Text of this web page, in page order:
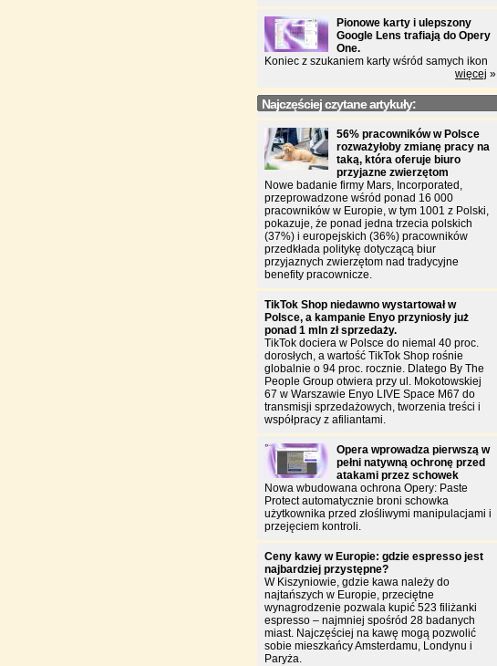
Pionowe karty i ulepszony
Google Lens trafiają do Opery
One.
Koniec z szukaniem karty wśród samych ikon
więcej »
Najczęściej czytane artykuły:
56% pracowników w Polsce
rozważyłoby zmianę pracy na
taką, która oferuje biuro
przyjazne zwierzętom
Nowe badanie firmy Mars, Incorporated,
przeprowadzone wśród ponad 16 000
pracowników w Europie, w tym 1001 z Polski,
pokazuje, że ponad jedna trzecia polskich
(37%) i europejskich (36%) pracowników
przedkłada politykę dotyczącą biur
przyjaznych zwierzętom nad tradycyjne
benefity pracownicze.
TikTok Shop niedawno wystartował w
Polsce, a kampanie Enyo przyniosły już
ponad 1 mln zł sprzedaży.
TikTok dociera w Polsce do niemal 40 proc.
dorosłych, a wartość TikTok Shop rośnie
globalnie o 94 proc. rocznie. Dlatego By The
People Group otwiera przy ul. Mokotowskiej
67 w Warszawie Enyo LIVE Space M67 do
transmisji sprzedażowych, tworzenia treści i
współpracy z afiliantami.
Opera wprowadza pierwszą w
pełni natywną ochronę przed
atakami przez schowek
Nowa wbudowana ochrona Opery: Paste
Protect automatycznie broni schowka
użytkownika przed złośliwymi manipulacjami i
przejęciem kontroli.
Ceny kawy w Europie: gdzie espresso jest
najbardziej przystępne?
W Kiszyniowie, gdzie kawa należy do
najtańszych w Europie, przeciętne
wynagrodzenie pozwala kupić 523 filiżanki
espresso – najmniej spośród 28 badanych
miast. Najczęściej na kawę mogą pozwolić
sobie mieszkańcy Amsterdamu, Londynu i
Paryża.